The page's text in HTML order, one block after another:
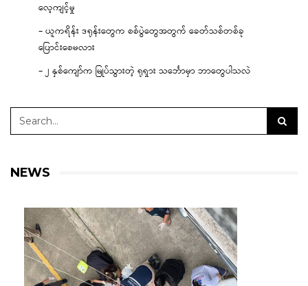
လေ့ကျင့်မှု
– ယူကရိန်း ဒရုန်းတွေက စစ်ပွဲတွေအတွက် ခေတ်သစ်တစ်ခု
ပြောင်းစေမလား
– ၂ နှစ်ကျော်က မြုပ်သွားတဲ့ ရုရှား သင်္ဘောမှာ ဘာတွေပါသလဲ
NEWS